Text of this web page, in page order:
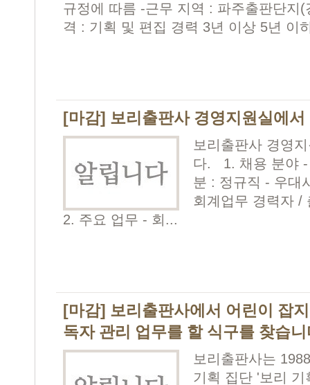
규정에 따름 -근무 지역 : 파주출판단지
격 : 기획 및 편집 경력 3년 이상 5년
[마감] 보리출판사 경영지원실에
보리출판사 경영
다. 1. 채용 분야 -
분 : 정규직 - 우대
회계업무 경력자
2. 주요 업무 - 회...
[마감] 보리출판사에서 어린이 잡
독자 관리 업무를 할 식구를 찾습니
보리출판사는
기획 집단 '보리